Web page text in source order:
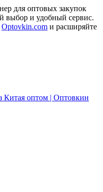
для оптовых закупок
выбор и удобный сервис.
Optovkin.com и расширяйте